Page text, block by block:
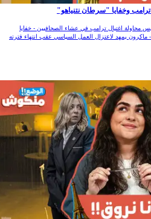
وخفايا "سرطان نتنياهو"
اغتيال ترامب في عشاء الصحافيين - خفايا
يمهد لاعتزال العمل السياسي عقب انتهاء فترته